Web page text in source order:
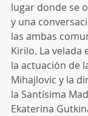
lugar donde se
y una
las ambas
Kirilo. La velada
la actuación de
Mihajlovic y la
la Santísima
Ekaterina